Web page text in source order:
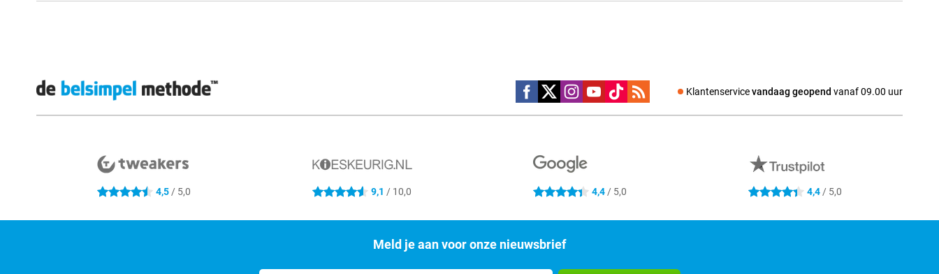
Klantenservicevandaag geopend vanaf 09.00 uur
Social media
4.5 sterren 4,5/ 5,0 4.6 sterren 9,1 / 10,0 4.4 sterren 4,4 / 5,0 4.4 sterren 4,4 / 5,0
Meld je aan voor onze nieuwsbrief